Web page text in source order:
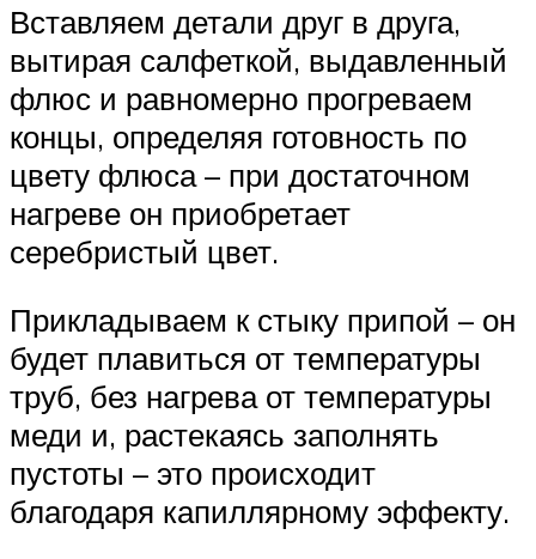
Вставляем детали друг в друга,
вытирая салфеткой, выдавленный
флюс и равномерно прогреваем
концы, определяя готовность по
цвету флюса – при достаточном
нагреве он приобретает
серебристый цвет.
Прикладываем к стыку припой – он
будет плавиться от температуры
труб, без нагрева от температуры
меди и, растекаясь заполнять
пустоты – это происходит
благодаря капиллярному эффекту.